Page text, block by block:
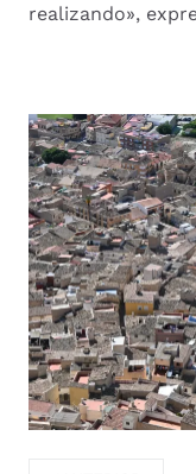
realizando»,